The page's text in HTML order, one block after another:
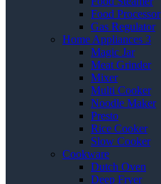
Food Processor
Gas Regulator
Home Appliances 3
Magic Jar
Meat Grinder
Mixer
Multi Cooker
Noodle Maker
Presto
Rice Cooker
Slow Cooker
Cookware
Dutch Oven
Deep Fryer